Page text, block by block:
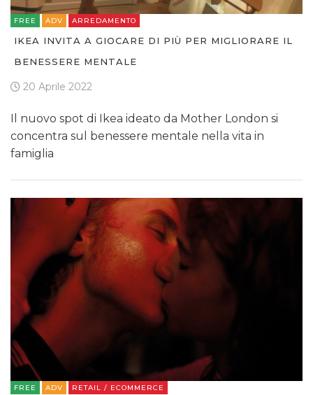
FREE ADV ARREDAMENTO
IKEA INVITA A GIOCARE DI PIÙ PER MIGLIORARE IL
BENESSERE MENTALE
20 Aprile 2022
Il nuovo spot di Ikea ideato da Mother London si
concentra sul benessere mentale nella vita in
famiglia
FREE ADV RETAIL / ECOMMERCE